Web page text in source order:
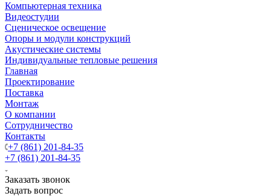
Компьютерная техника
Видеостудии
Cценическое освещение
Опоры и модули конструкций
Акустические системы
Индивидуальные тепловые решения
Главная
Проектирование
Поставка
Монтаж
О компании
Сотрудничество
Контакты
+7 (861) 201-84-35
+7 (861) 201-84-35
Заказать звонок
Задать вопрос